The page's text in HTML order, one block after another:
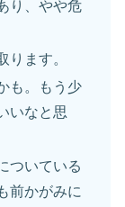
り、やや危
ります。
も。もう少
いなと思
ついている
前かがみに